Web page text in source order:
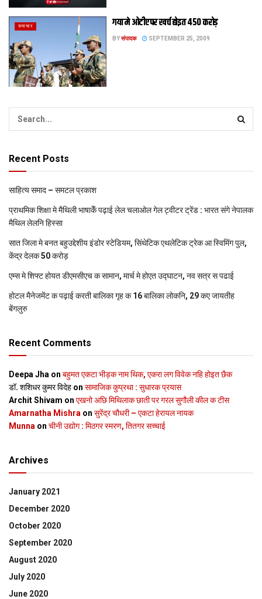
समाचार गया मे ओटीए पर खर्च होइत 450 करोड़
BYसंपादक SEPTEMBER 25, 2009
Recent Posts
साहित्य समाद – समटल प्रकाश
प्राथमिक शि‍क्षा मे मैथि‍ली भाषाकेँ पढ़ाई लेल चलाओल गेल ट्वीटर ट्रेंड : भारत संगे नेपालक
मैथिल लेलनि हिस्सा
सात जिला मे बनत बहुउद्देशीय इंडोर स्‍टेडि‍यम, सिंथेटिक एथलेटिक ट्रेक आ स्विमिंग पुल,
केंद्र देलक 50 करोड़
एम्स मे शिफ्ट होयत डीएमसीएच क सामान, मार्च मे होएत उद्घाटन, नव सत्र स पढाई
होटल मैनेजमेंट क पढ़ाई करती बालिका गृह क 16 बालिका लोकनि, 29 कए जायतीह
बेंगलुरु
Recent Comments
Deepa Jha on बहुमत एकटा भीड़क नाम थिक, एकरा लग विवेक नहि होइत छैक
डॉ. शशिधर कुमर विदेह on सामाजिक कुप्रथा : सुधारक प्रयास
Archit Shivam on एखनो अछि मिथिलाक छाती पर गरल सुगौली कील क टीस
Amarnatha Mishra on सुरेंद्र चौधरी – एकटा हेरायल नायक
Munna on चीनी उद्योग : मिठगर स्‍मरण, तितगर सच्‍चाई
Archives
January 2021
December 2020
October 2020
September 2020
August 2020
July 2020
June 2020